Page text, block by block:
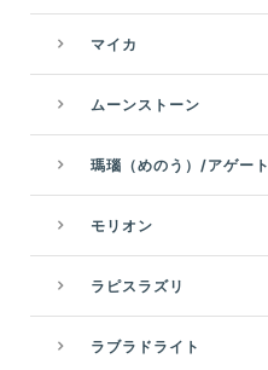
マイカ
ムーンストーン
瑪瑙（めのう）/アゲート
モリオン
ラピスラズリ
ラブラドライト